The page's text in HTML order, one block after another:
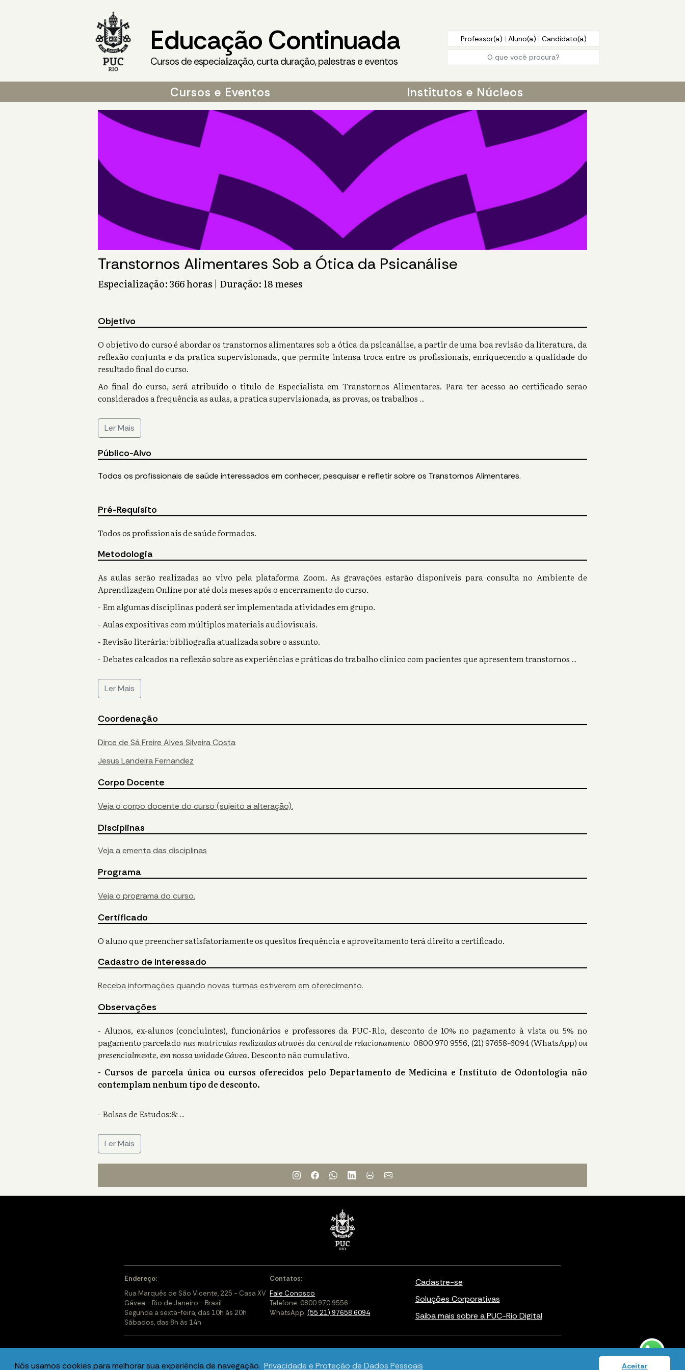
Nós usamos cookies para melhorar sua experiência de navegação. Privacidade e Proteção de Dados Pessoais Aceitar
Educação Continuada
Cursos de especialização, curta duração, palestras e eventos
Professor(a) | Aluno(a) | Candidato(a)
Cursos e Eventos Institutos e Núcleos
Transtornos Alimentares Sob a Ótica da Psicanálise
Especialização: 366 horas | Duração: 18 meses
Objetivo
O objetivo do curso é abordar os transtornos alimentares sob a ótica da psicanálise, a partir de uma boa revisão da literatura, da
reflexão conjunta e da pratica supervisionada, que permite intensa troca entre os profissionais, enriquecendo a qualidade do
resultado final do curso.
Ao final do curso, será atribuído o titulo de Especialista em Transtornos Alimentares. Para ter acesso ao certificado serão
considerados a frequência as aulas, a pratica supervisionada, as provas, os trabalhos ...
Ler Mais
Público-Alvo
Todos os profissionais de saúde interessados em conhecer, pesquisar e refletir sobre os Transtornos Alimentares.
Pré-Requisito
Todos os profissionais de saúde formados.
Metodologia
As aulas serão realizadas ao vivo pela plataforma Zoom. As gravações estarão disponíveis para consulta no Ambiente de
Aprendizagem Online por até dois meses após o encerramento do curso.
- Em algumas disciplinas poderá ser implementada atividades em grupo.
- Aulas expositivas com múltiplos materiais audiovisuais.
- Revisão literária: bibliografia atualizada sobre o assunto.
- Debates calcados na reflexão sobre as experiências e práticas do trabalho clínico com pacientes que apresentem transtornos ...
Ler Mais
Coordenação
Dirce de Sá Freire Alves Silveira Costa
Jesus Landeira Fernandez
Corpo Docente
Veja o corpo docente do curso (sujeito a alteração).
Disciplinas
Veja a ementa das disciplinas
Programa
Veja o programa do curso.
Certificado
O aluno que preencher satisfatoriamente os quesitos frequência e aproveitamento terá direito a certificado.
Cadastro de Interessado
Receba informações quando novas turmas estiverem em oferecimento.
Observações
- Alunos, ex-alunos (concluintes), funcionários e professores da PUC-Rio, desconto de 10% no pagamento à vista ou 5% no
pagamento parcelado nas matriculas realizadas através da central de relacionamento0800 970 9556, (21) 97658-6094 (WhatsApp)ou
presencialmente, em nossa unidade Gávea.Desconto não cumulativo.
- Cursos de parcela única ou cursos oferecidos pelo Departamento de Medicina e Instituto de Odontologia não
contemplam nenhum tipo de desconto.
- Bolsas de Estudos:&...
Ler Mais
Endereço:
Rua Marquês de São Vicente, 225 - Casa XV
Gávea - Rio de Janeiro - Brasil
Segunda a sexta-feira, das 10h às 20h
Sábados, das 8h às 14h
Contatos:
Fale Conosco
Telefone: 0800 970 9556
WhatsApp:(55 21) 97658 6094
Cadastre-se
Soluções Corporativas
Saiba mais sobre a PUC-Rio Digital